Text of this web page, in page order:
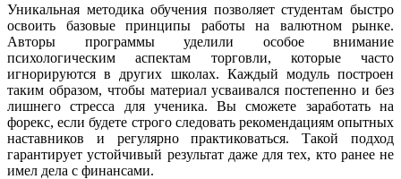
Уникальная методика обучения позволяет студентам быстро
освоить базовые принципы работы на валютном рынке.
Авторы программы уделили особое внимание
психологическим аспектам торговли, которые часто
игнорируются в других школах. Каждый модуль построен
таким образом, чтобы материал усваивался постепенно и без
лишнего стресса для ученика. Вы сможете заработать на
форекс, если будете строго следовать рекомендациям опытных
наставников и регулярно практиковаться. Такой подход
гарантирует устойчивый результат даже для тех, кто ранее не
имел дела с финансами.